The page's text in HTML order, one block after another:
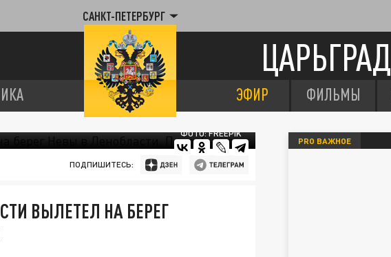
САНКТ-ПЕТЕРБУРГ
ЦАРЬГРАД
ЭФИР ФИЛЬМЫ
ФОТО: FREEPIK
ПОДПИШИТЕСЬ:
ВЫЛЕТЕЛ НА БЕРЕГ
PRO ВАЖНОЕ